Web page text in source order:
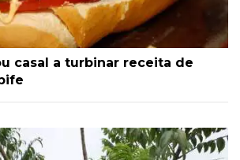
casal a turbinar receita de